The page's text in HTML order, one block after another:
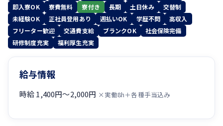
即入寮OK
寮費無料 寮付き 長期 土日休み
交替制
未経験OK
正社員登用あり 週払いOK 学歴不問
高収入
フリーター歓迎
交通費支給 ブランクOK
社会保険完備
研修制度充実
福利厚生充実
給与情報
時給 1,400円〜2,000円 ×実働8h＋各種手当込み